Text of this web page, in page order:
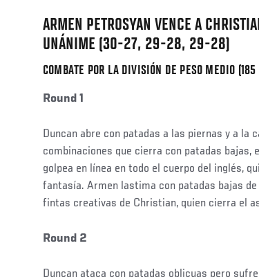
ARMEN PETROSYAN VENCE A
UNÁNIME (30-27, 29-28, 29-28)
COMBATE POR LA DIVISIÓN DE PESO MEDIO
Round 1
Duncan abre con patadas a las piernas y a la
combinaciones que cierra con patadas bajas,
golpea en línea en todo el cuerpo del inglés,
fantasía. Armen lastima con patadas bajas
fintas creativas de Christian, quien cierra el
Round 2
Duncan ataca con patadas oblicuas pero